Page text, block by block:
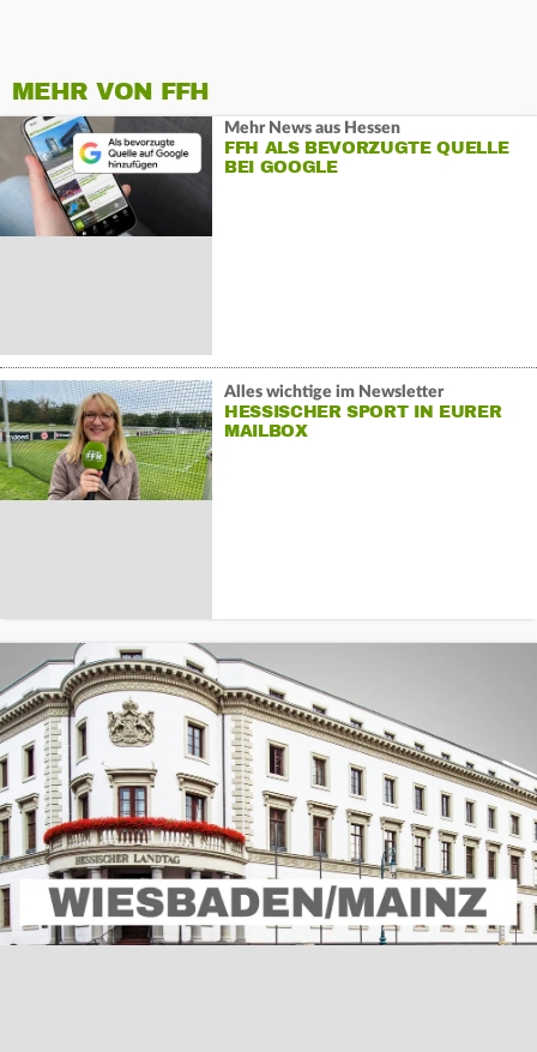
MEHR VON FFH
Mehr News aus Hessen
FFH ALS BEVORZUGTE QUELLE
BEI GOOGLE
Alles wichtige im Newsletter
HESSISCHER SPORT IN EURER
MAILBOX